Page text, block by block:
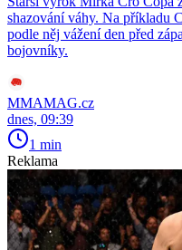
shazování váhy. Na příkladu
podle něj vážení den před
bojovníky.
MMAMAG.cz
dnes, 09:39
1 min
Reklama